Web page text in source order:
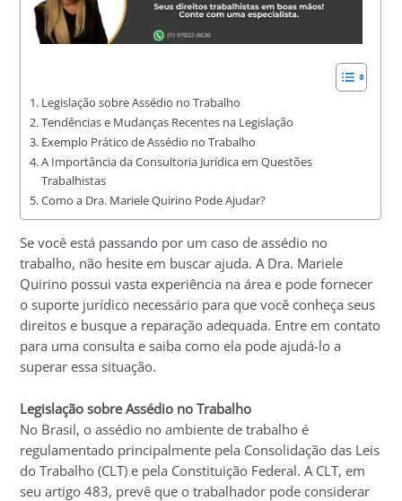
Legislação sobre Assédio no Trabalho
Tendências e Mudanças Recentes na Legislação
Exemplo Prático de Assédio no Trabalho
A Importância da Consultoria Jurídica em Questões
Trabalhistas
Como a Dra. Mariele Quirino Pode Ajudar?
Se você está passando por um caso de assédio no
trabalho, não hesite em buscar ajuda. A Dra. Mariele
Quirino possui vasta experiência na área e pode fornecer
o suporte jurídico necessário para que você conheça seus
direitos e busque a reparação adequada. Entre em contato
para uma consulta e saiba como ela pode ajudá-lo a
superar essa situação.
Legislação sobre Assédio no Trabalho
No Brasil, o assédio no ambiente de trabalho é
regulamentado principalmente pela Consolidação das Leis
do Trabalho (CLT) e pela Constituição Federal. A CLT, em
seu artigo 483, prevê que o trabalhador pode considerar